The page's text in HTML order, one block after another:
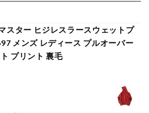
スター ヒジレスラースウェットプ
メンズ レディース プルオーバー
プリント 裏毛